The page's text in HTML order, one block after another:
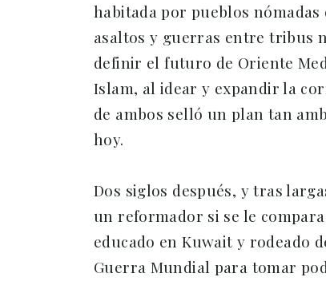
habitada por pueblos nómadas
asaltos y guerras entre tribus
definir el futuro de Oriente
Islam, al idear y expandir la
de ambos selló un plan tan
hoy.
Dos siglos después, y tras
un reformador si se le
educado en Kuwait y rodeado
Guerra Mundial para tomar